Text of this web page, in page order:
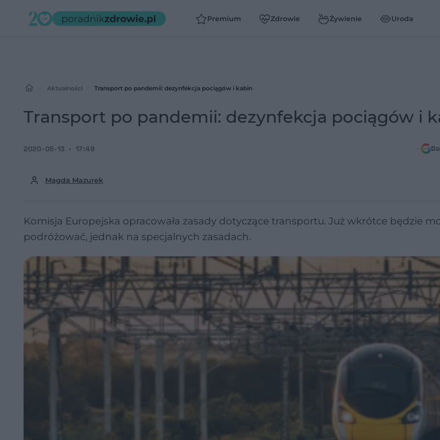
Premium Zdrowie Żywienie Uroda
Aktualności Transport po pandemii: dezynfekcja pociągów i kabin
Transport po pandemii: dezynfekcja pociągów i
Magda Mazurek
2020-05-13 17:49
Komisja Europejska opracowała zasady dotyczące transportu. Już wkrótce będzie
podróżować, jednak na specjalnych zasadach.